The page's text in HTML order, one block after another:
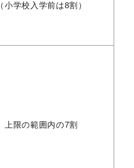
（小学校入学前は8割）
上限の範囲内の7割